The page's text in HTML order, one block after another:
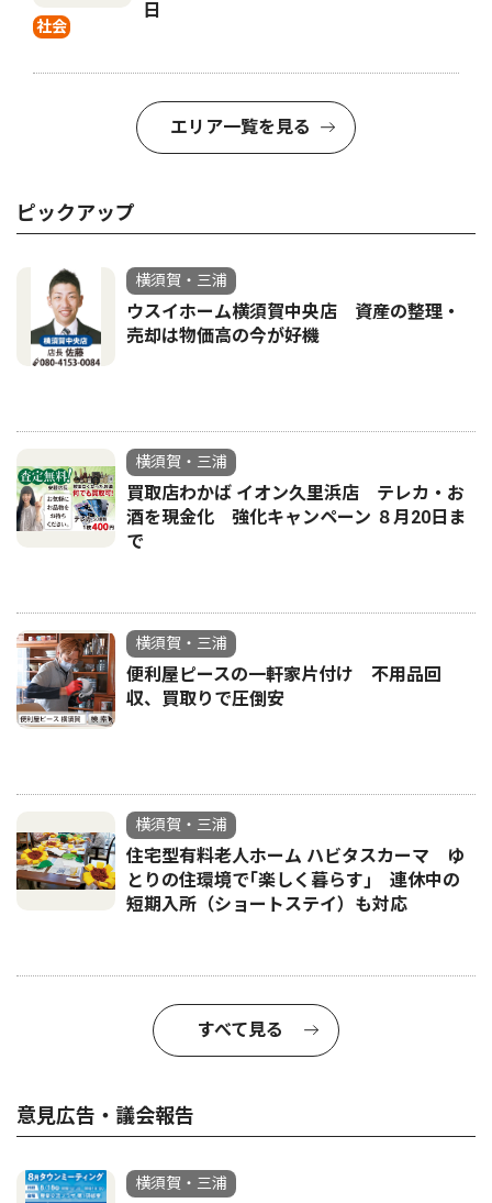
社会
日
エリア一覧を見る
ピックアップ
横須賀・三浦
ウスイホーム横須賀中央店 資産の整理・
売却は物価高の今が好機
横須賀・三浦
買取店わかば イオン久里浜店 テレカ・お
酒を現金化 強化キャンペーン ８月20日ま
で
横須賀・三浦
便利屋ピースの一軒家片付け 不用品回
収、買取りで圧倒安
横須賀・三浦
住宅型有料老人ホーム ハビタスカーマ ゆ
とりの住環境で｢楽しく暮らす｣ 連休中の
短期入所（ショートステイ）も対応
すべて見る
意見広告・議会報告
横須賀・三浦